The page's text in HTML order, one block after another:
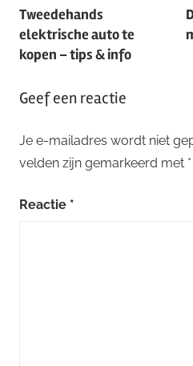
navigatie
Tweedehands
elektrische auto te
kopen – tips & info
Geef een reactie
Je e-mailadres wordt niet
velden zijn gemarkeerd met *
Reactie *